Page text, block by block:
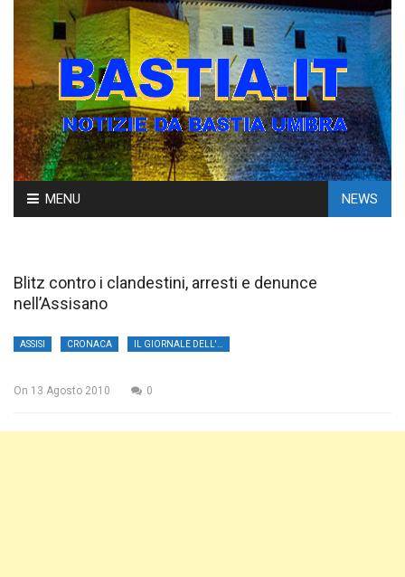
Skip
to
MENU NEWS
Blitz contro i clandestini, arresti e denunce
nell’Assisano
ASSISI CRONACA
On 13 Agosto 2010 0